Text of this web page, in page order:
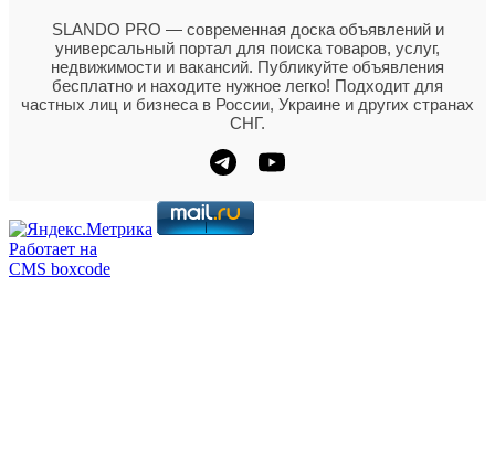
SLANDO PRO — современная доска объявлений и
универсальный портал для поиска товаров, услуг,
недвижимости и вакансий. Публикуйте объявления
бесплатно и находите нужное легко! Подходит для
частных лиц и бизнеса в России, Украине и других странах
СНГ.
Работает на
CMS boxcode